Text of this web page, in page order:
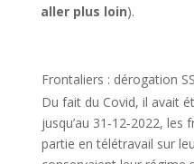
aller plus loin).
Frontaliers : dérogation
Du fait du Covid, il avait
jusqu’au 31‑12‑2022,
partie en télétravail sur